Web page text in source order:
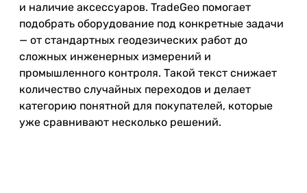
и наличие аксессуаров. TradeGeo помогает
подобрать оборудование под конкретные задачи
— от стандартных геодезических работ до
сложных инженерных измерений и
промышленного контроля. Такой текст снижает
количество случайных переходов и делает
категорию понятной для покупателей, которые
уже сравнивают несколько решений.